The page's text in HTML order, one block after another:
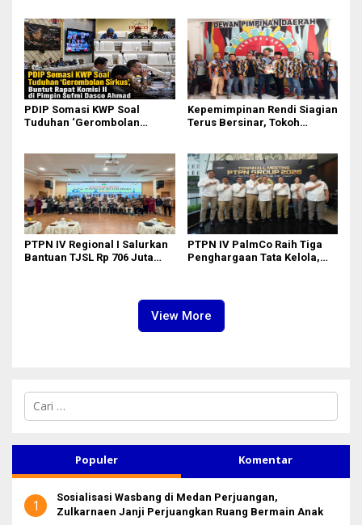
Anak
PDIP Somasi KWP Soal
Tuduhan ‘Gerombolan
Kepemimpinan Rendi Siagian
Terus Bersinar, Tokoh
PTPN IV Regional I Salurkan
Bantuan TJSL Rp 706 Juta
PTPN IV PalmCo Raih Tiga
Penghargaan Tata Kelola,
View More
C
i
n
u
k
Populer Komentar
1
Sosialisasi Wasbang di Medan Perjuangan,
Zulkarnaen Janji Perjuangkan Ruang Bermain Anak